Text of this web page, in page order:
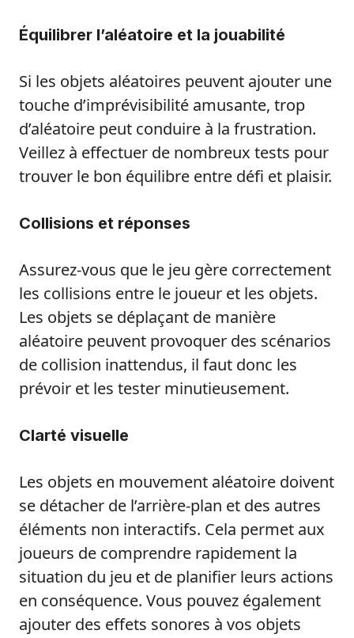
Équilibrer l’aléatoire et la jouabilité
Si les objets aléatoires peuvent ajouter une
touche d’imprévisibilité amusante, trop
d’aléatoire peut conduire à la frustration.
Veillez à effectuer de nombreux tests pour
trouver le bon équilibre entre défi et plaisir.
Collisions et réponses
Assurez-vous que le jeu gère correctement
les collisions entre le joueur et les objets.
Les objets se déplaçant de manière
aléatoire peuvent provoquer des scénarios
de collision inattendus, il faut donc les
prévoir et les tester minutieusement.
Clarté visuelle
Les objets en mouvement aléatoire doivent
se détacher de l’arrière-plan et des autres
éléments non interactifs. Cela permet aux
joueurs de comprendre rapidement la
situation du jeu et de planifier leurs actions
en conséquence. Vous pouvez également
ajouter des effets sonores à vos objets